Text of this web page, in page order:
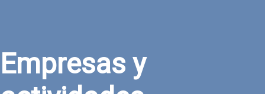
Empresas y